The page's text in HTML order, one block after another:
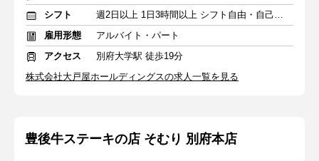
シフト
週2日以上 1日3時間以上 シフト自由・自己申告
雇用形態
アルバイト・パート
アクセス
別府大学駅 徒歩19分
株式会社大戸屋ホールディングスの求人一覧を見る
豊後牛ステーキの店 そむり 別府本店